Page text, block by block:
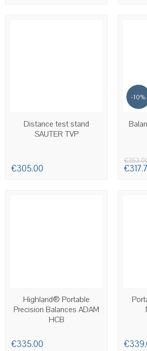
AVAILABLE
Distance test stand
SAUTER TVP
€305.00
-10%
Highland® Portable
Precision Balances ADAM
HCB
€335.00